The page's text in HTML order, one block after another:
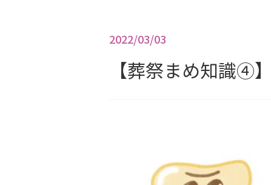
2022/03/03
【葬祭まめ知識④